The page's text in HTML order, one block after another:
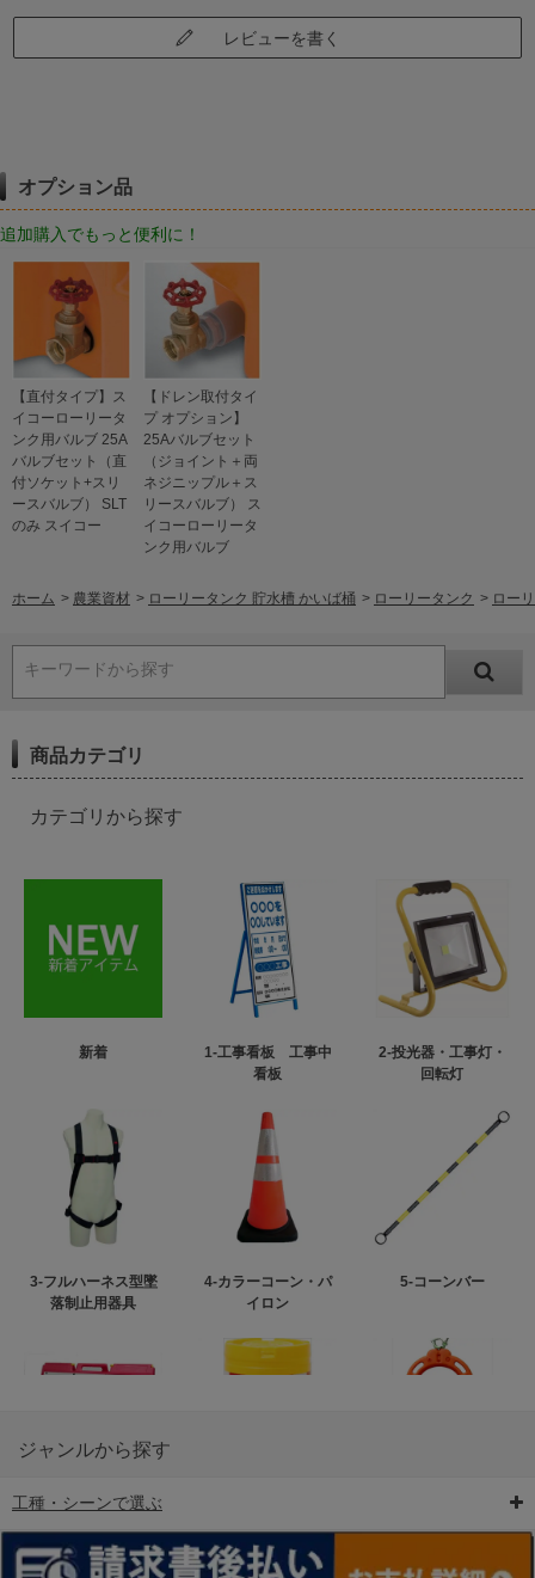
レビューを書く
オプション品
追加購入でもっと便利に！
【直付タイプ】ス
イコーローリータ
ンク用バルブ 25A
バルブセット（直
付ソケット+スリ
ースバルブ） SLT
のみ スイコー
【ドレン取付タイ
プ オプション】
25Aバルブセット
（ジョイント＋両
ネジニップル＋ス
リースバルブ） ス
イコーローリータ
ンク用バルブ
ホーム > 農業資材 > ローリータンク 貯水槽 かいば桶 > ローリータンク > ロー
キーワードから探す
商品カテゴリ
カテゴリから探す
新着
1-工事看板 工事中
看板
2-投光器・工事灯・
回転灯
3-フルハーネス型墜
落制止用器具
4-カラーコーン・パ
イロン
5-コーンバー
6-矢印板/LED矢印板
ンス
ジャンルから探す
工種・シーンで選ぶ